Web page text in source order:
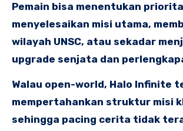
Pemain bisa menentukan
menyelesaikan misi utama,
wilayah UNSC, atau sekadar
upgrade senjata dan
Walau open-world, Halo Infinite
mempertahankan struktur misi
sehingga pacing cerita tidak